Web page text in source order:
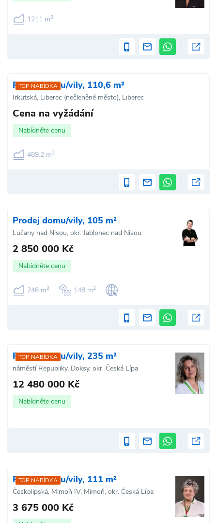
1211 m2
TOP NABÍDKA
Prodej domu/vily, 110,6 m²
Irkutská, Liberec (nečleněné město), Liberec
Cena na vyžádání
Nabídněte cenu
489.2 m2
Prodej domu/vily, 105 m²
Lučany nad Nisou, okr. Jablonec nad Nisou
2 850 000 Kč
Nabídněte cenu
246 m2 148 m2
TOP NABÍDKA
Prodej domu/vily, 235 m²
náměstí Republiky, Doksy, okr. Česká Lípa
12 480 000 Kč
Nabídněte cenu
TOP NABÍDKA
Prodej domu/vily, 111 m²
Českolipská, Mimoň IV, Mimoň, okr. Česká Lípa
3 675 000 Kč